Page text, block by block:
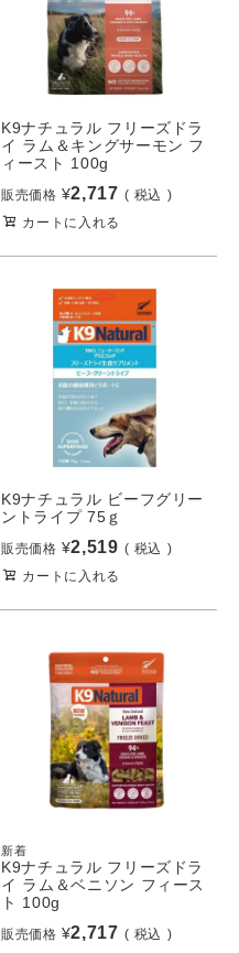
K9ナチュラル フリーズドラ
イ ラム＆キングサーモン フ
ィースト 100g
販売価格 ¥2,717
税込
カートに入れる
K9ナチュラル ビーフグリー
ントライプ 75ｇ
販売価格 ¥2,519
税込
カートに入れる
新着
K9ナチュラル フリーズドラ
イ ラム＆ベニソン フィース
ト 100g
販売価格 ¥2,717
税込